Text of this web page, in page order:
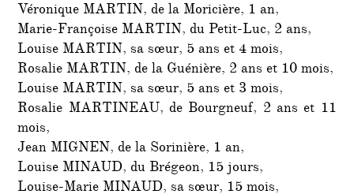
Véronique MARTIN, de la Moricière, 1 an,
Marie-Françoise MARTIN, du Petit-Luc, 2 ans,
Louise MARTIN, sa sœur, 5 ans et 4 mois,
Rosalie MARTIN, de la Guénière, 2 ans et 10 mois,
Louise MARTIN, sa sœur, 5 ans et 3 mois,
Rosalie MARTINEAU, de Bourgneuf, 2 ans et 11
mois,
Jean MIGNEN, de la Sorinière, 1 an,
Louise MINAUD, du Brégeon, 15 jours,
Louise-Marie MINAUD, sa sœur, 15 mois,